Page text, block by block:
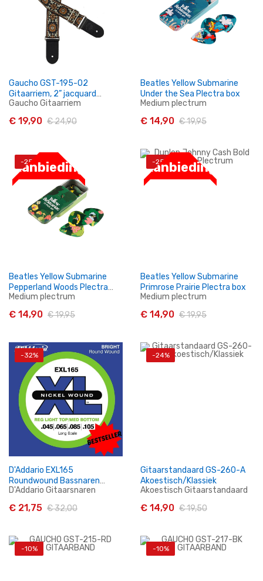
In Winkelwagen
Gaucho GST-195-02
Gitaarriem, 2” jacquard
weave, leren slips
Gaucho Gitaarriem
€ 19,90 € 24,90
In Winkelwagen
Beatles Yellow Submarine
Under the Sea Plectra box
Medium plectrum
€ 14,90 € 19,95
Aanbieding
-25%
In Winkelwagen
Beatles Yellow Submarine
Pepperland Woods Plectra
box
Medium plectrum
€ 14,90 € 19,95
Aanbieding
-25%
In Winkelwagen
Beatles Yellow Submarine
Primrose Prairie Plectra box
Medium plectrum
€ 14,90 € 19,95
-32%
In Winkelwagen
D'Addario EXL165
Roundwound Bassnaren
.045/.105 ***SALE***
D'Addario Gitaarsnaren
€ 21,75 € 32,00
-24%
In Winkelwagen
Gitaarstandaard GS-260-A
Akoestisch/Klassiek
Akoestisch Gitaarstandaard
€ 14,90 € 19,50
-10% -10%